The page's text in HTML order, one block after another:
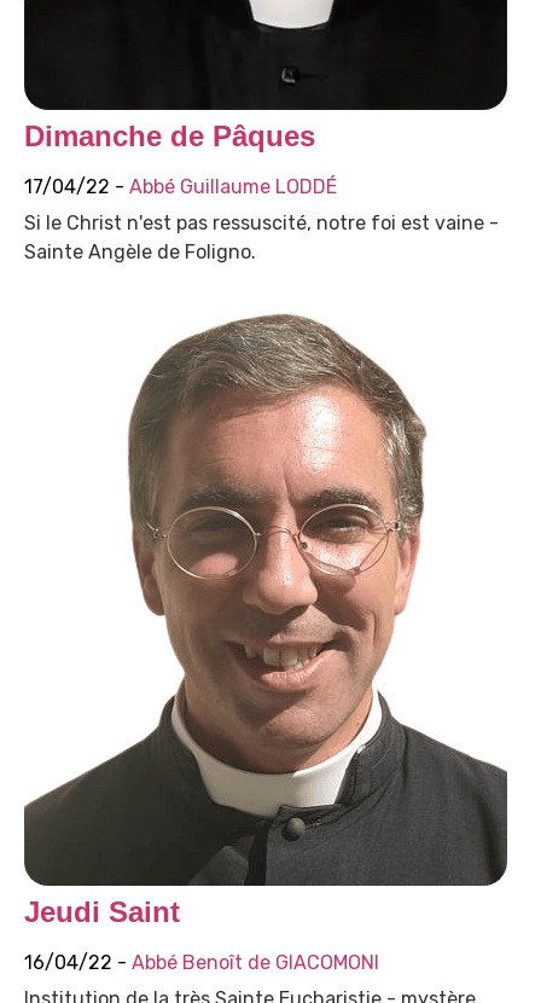
Dimanche de Pâques
17/04/22 - Abbé Guillaume LODDÉ
Si le Christ n'est pas ressuscité, notre foi est vaine -
Sainte Angèle de Foligno.
Jeudi Saint
16/04/22 - Abbé Benoît de GIACOMONI